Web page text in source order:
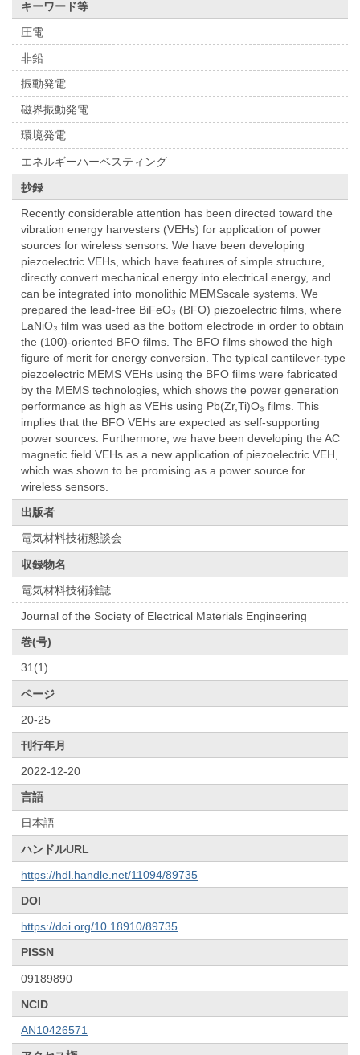
キーワード等
圧電
非鉛
振動発電
磁界振動発電
環境発電
エネルギーハーベスティング
抄録
Recently considerable attention has been directed toward the
vibration energy harvesters (VEHs) for application of power
sources for wireless sensors. We have been developing
piezoelectric VEHs, which have features of simple structure,
directly convert mechanical energy into electrical energy, and
can be integrated into monolithic MEMSscale systems. We
prepared the lead-free BiFeO₃ (BFO) piezoelectric films, where
LaNiO₃ film was used as the bottom electrode in order to obtain
the (100)-oriented BFO films. The BFO films showed the high
figure of merit for energy conversion. The typical cantilever-type
piezoelectric MEMS VEHs using the BFO films were fabricated
by the MEMS technologies, which shows the power generation
performance as high as VEHs using Pb(Zr,Ti)O₃ films. This
implies that the BFO VEHs are expected as self-supporting
power sources. Furthermore, we have been developing the AC
magnetic field VEHs as a new application of piezoelectric VEH,
which was shown to be promising as a power source for
wireless sensors.
出版者
電気材料技術懇談会
収録物名
電気材料技術雑誌
Journal of the Society of Electrical Materials Engineering
巻(号)
31(1)
ページ
20-25
刊行年月
2022-12-20
言語
日本語
ハンドルURL
https://hdl.handle.net/11094/89735
DOI
https://doi.org/10.18910/89735
PISSN
09189890
NCID
AN10426571